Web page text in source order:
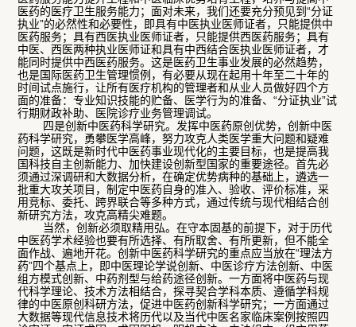
医药的医疗卫生服务能力；面对未来，我们还要充分预见到“分证
执业”的必然性和必要性，即具有中医执业医师证者，只能提供中
医药服务；具有西医执业医师证者，只能提供西医药服务；具有
中医、西医两种执业医师证和具有中西结合医执业医师证者，才
能同时提供中西医药服务。这是医药卫生事业发展的必然趋势，
也是国际医药卫生管理惯例，有必要从现在起用十年至二十年的
时间试点施行，让所有医疗机构的管理者和从业人员做好四个方
面的准备：专业知识技能的贮备、医学行为的准备、“分证执业”试
行期财政补助、医院诊疗业务管理调试。
四是创新中医药科学研究。发挥中医药原创优势，创新中医
药科学研究，勇攀医学高峰，努力攻克人类医学重大问题和疑难
问题，这既是新时代中医药事业现代化的主要目标，也是提高我
国科技自主创新能力、加快建设创新型国家的重要途径。首先必
须通过深调研和大数据分析，在确定优势病种的基础上，遴选一
批重大攻关项目，制定中医药自身的准入、验收、评价标准，采
用竞标、委托、跨界联合等多种方式，通过传统与现代相结合创
新研究方法，攻克高精尖难题。
当然，创新必须取精用弘。在守本固基的前提下，对于历代
中医药学术经验也要有所选择、有所取舍、有所更新，但不能全
面作战、遍地开花。创新中医药科学研究的重点应当放在“理法方
药”四个基点上，即中医理论学说创新、中医诊疗方法创新、中医
组方模式创新、中药剂型与给药途径创新。一方面将中医药与现
代科学理论、技术方法相结合，探寻契合学科本质、遵循学科规
律的中医原创科研方法，促进中医药创新科学研究；一方面通过
大数据等现代信息技术将历代以及当代中医名家临床案例按照四